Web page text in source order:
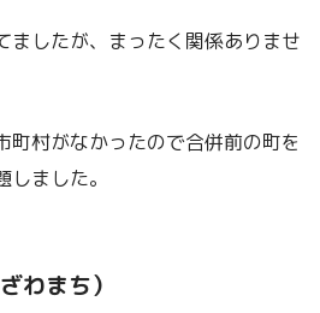
ましたが、まったく関係ありませ
町村がなかったので合併前の町を
ました。
わまち）